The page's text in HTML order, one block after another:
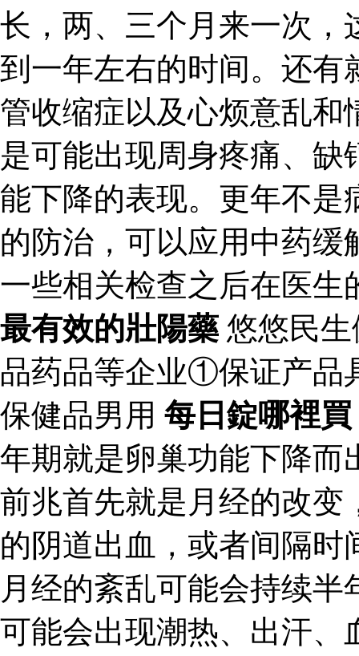
长，两、三个月来一次，
到一年左右的时间。还有
管收缩症以及心烦意乱和
是可能出现周身疼痛、
能下降的表现。更年不是
的防治，可以应用中药
一些相关检查之后在医生
最有效的壯陽藥 悠悠民
品药品等企业①保证产品
保健品男用 每日錠哪裡買
年期就是卵巢功能下降而
前兆首先就是月经的改变
的阴道出血，或者间隔
月经的紊乱可能会持续
可能会出现潮热、出汗、